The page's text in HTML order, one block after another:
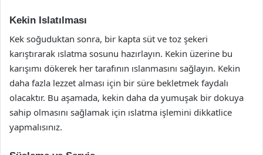
Kekin Islatılması
Kek soğuduktan sonra, bir kapta süt ve toz şekeri
karıştırarak ıslatma sosunu hazırlayın. Kekin üzerine bu
karışımı dökerek her tarafının ıslanmasını sağlayın. Kekin
daha fazla lezzet alması için bir süre bekletmek faydalı
olacaktır. Bu aşamada, kekin daha da yumuşak bir dokuya
sahip olmasını sağlamak için ıslatma işlemini dikkatlice
yapmalısınız.